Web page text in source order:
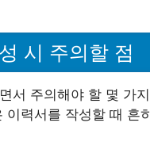
시 주의할 점
서 주의해야 할 몇 가
이력서를 작성할 때 흔